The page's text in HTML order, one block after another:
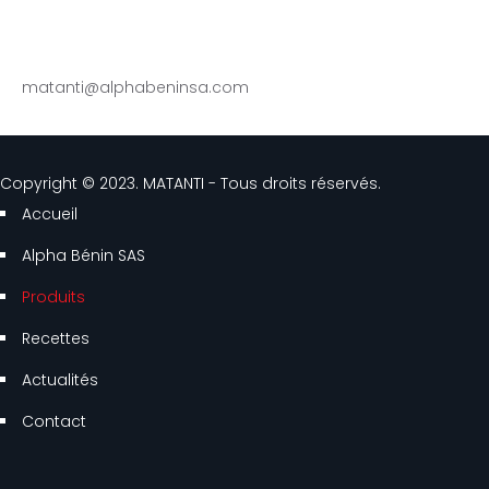
matanti@alphabeninsa.com
Copyright © 2023. MATANTI - Tous droits réservés.
Accueil
Alpha Bénin SAS
Produits
Recettes
Actualités
Contact